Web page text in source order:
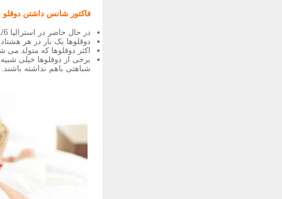
فاکتور شانس داشتن
در حال حاضر در استرالیا 1/6% از همه
دوقلوها یک بار در هر
اکثر دوقلوها که متولد
برخی از دوقلوها خیلی
شباهتی باهم نداشته باشند.